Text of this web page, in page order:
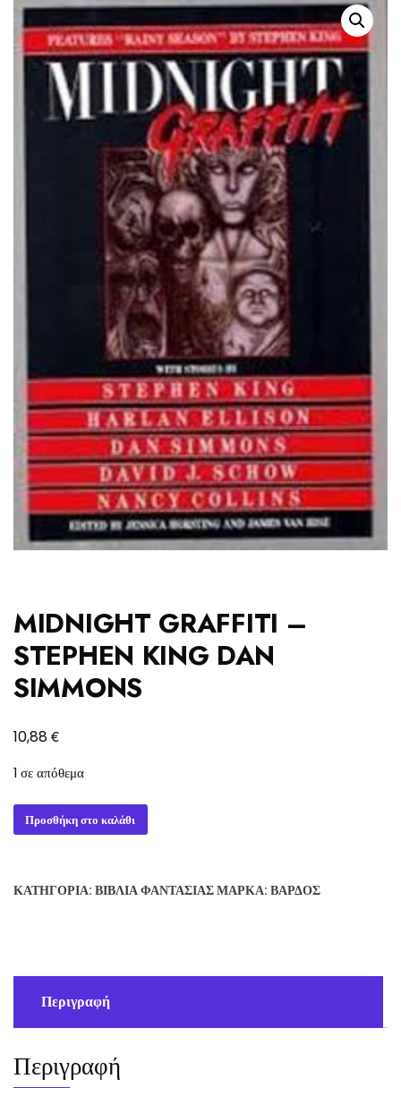
MIDNIGHT GRAFFITI –
STEPHEN KING DAN
SIMMONS
10,88€
1 σε απόθεμα
MIDNIGHT
GRAFFITI
KING
Προσθήκη στο καλάθι
ΚΑΤΗΓΟΡΊΑ: ΒΙΒΛΊΑ ΦΑΝΤΑΣΊΑΣΜΆΡΚΑ: ΒΆΡΔΟΣ
Περιγραφή
Περιγραφή